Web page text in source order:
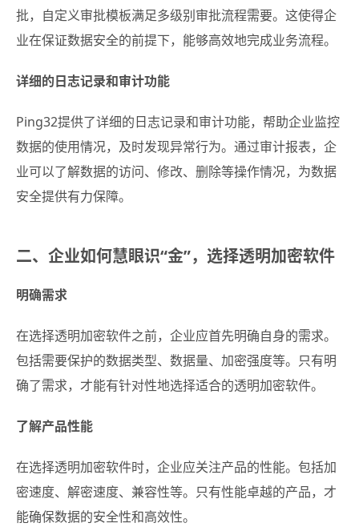
批，自定义审批模板满足多级别审批流程需要。这使得企
业在保证数据安全的前提下，能够高效地完成业务流程。
详细的日志记录和审计功能
Ping32提供了详细的日志记录和审计功能，帮助企业监控
数据的使用情况，及时发现异常行为。通过审计报表，企
业可以了解数据的访问、修改、删除等操作情况，为数据
安全提供有力保障。
二、企业如何慧眼识“金”，选择透明加密软件
明确需求
在选择透明加密软件之前，企业应首先明确自身的需求。
包括需要保护的数据类型、数据量、加密强度等。只有明
确了需求，才能有针对性地选择适合的透明加密软件。
了解产品性能
在选择透明加密软件时，企业应关注产品的性能。包括加
密速度、解密速度、兼容性等。只有性能卓越的产品，才
能确保数据的安全性和高效性。